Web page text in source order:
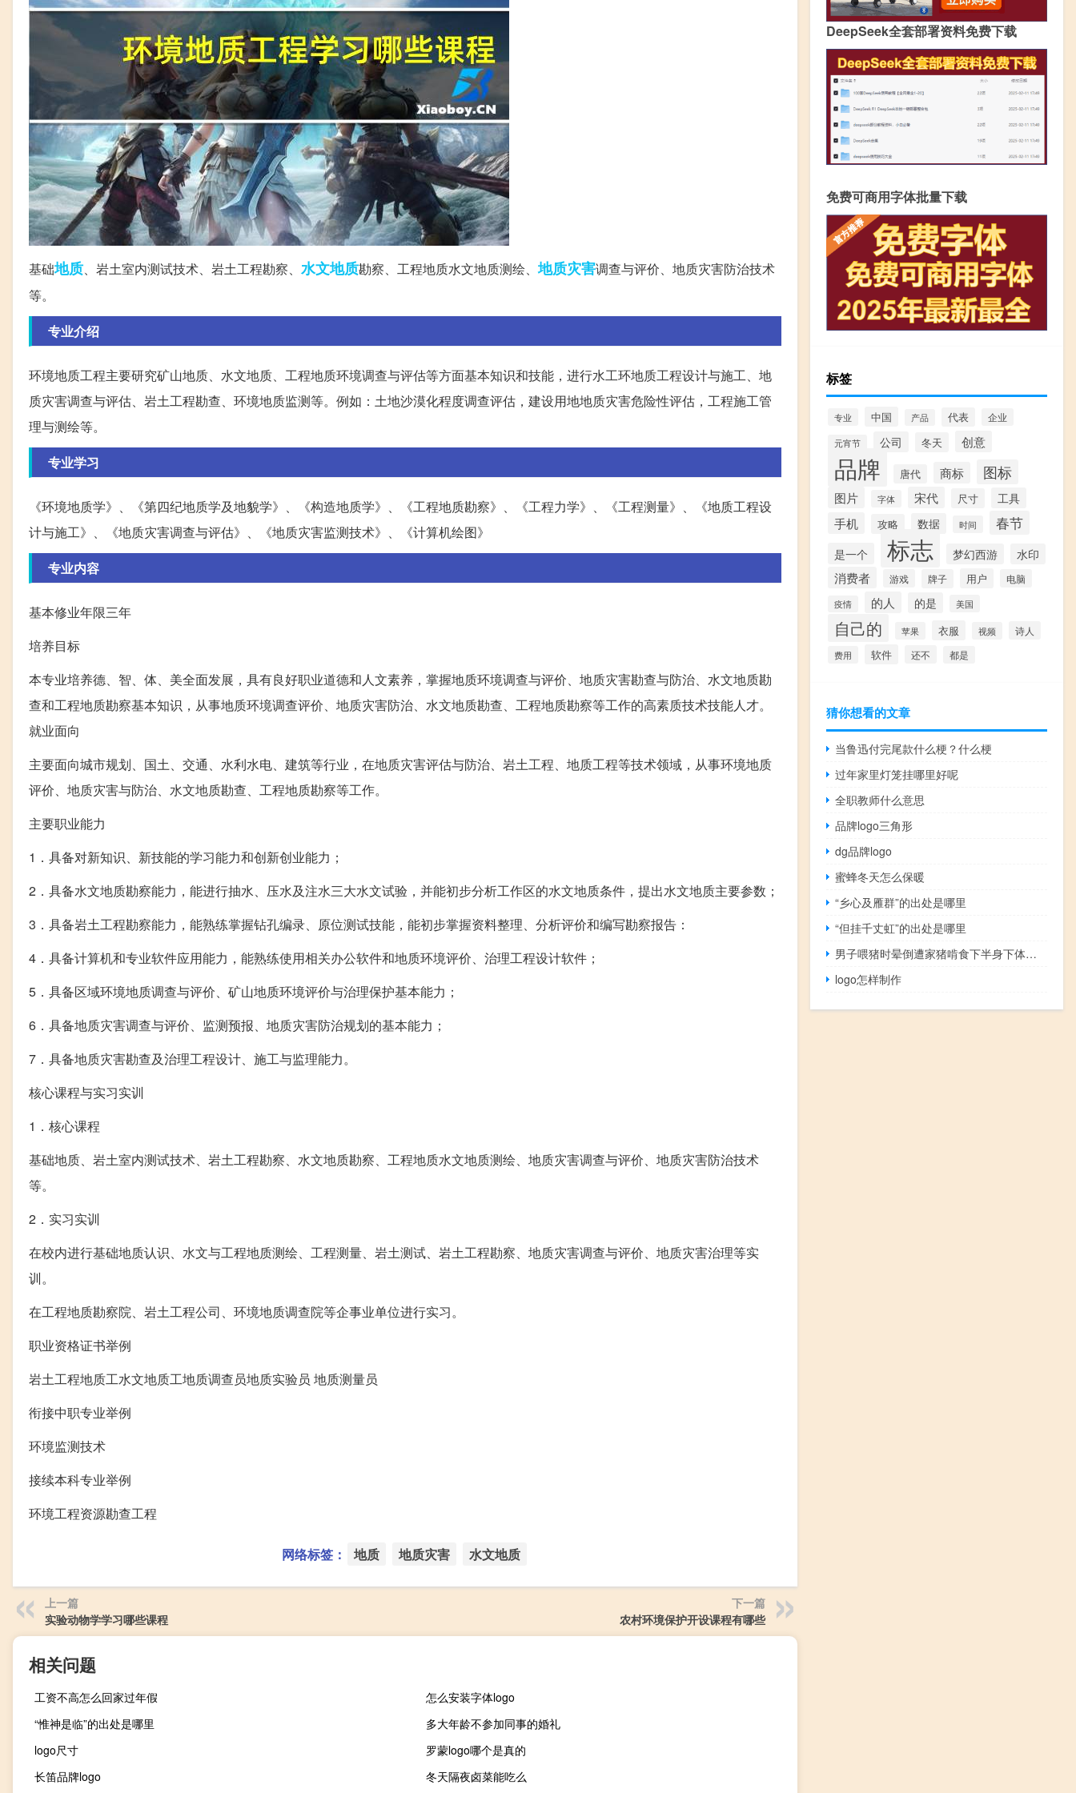
基础地质 、岩土室内测试技术、岩土工程勘察、 水文地质勘察、工程地质水文地质测绘、地质灾害调查与评价、地质灾害防治技术
等。
专业介绍
环境地质工程主要研究矿山地质、水文地质、工程地质环境调查与评估等方面基本知识和技能，进行水工环地质工程设计与施工、地
质灾害调查与评估、岩土工程勘查、环境地质监测等。例如：土地沙漠化程度调查评估，建设用地地质灾害危险性评估，工程施工管
理与测绘等。
专业学习
《环境地质学》、《第四纪地质学及地貌学》、《构造地质学》、《工程地质勘察》、《工程力学》、《工程测量》、《地质工程设
计与施工》、《地质灾害调查与评估》、《地质灾害监测技术》、《计算机绘图》
专业内容
基本修业年限三年
培养目标
本专业培养德、智、体、美全面发展，具有良好职业道德和人文素养，掌握地质环境调查与评价、地质灾害勘查与防治、水文地质勘
查和工程地质勘察基本知识，从事地质环境调查评价、地质灾害防治、水文地质勘查、工程地质勘察等工作的高素质技术技能人才。
就业面向
主要面向城市规划、国土、交通、水利水电、建筑等行业，在地质灾害评估与防治、岩土工程、地质工程等技术领域，从事环境地质
评价、地质灾害与防治、水文地质勘查、工程地质勘察等工作。
主要职业能力
1．具备对新知识、新技能的学习能力和创新创业能力；
2．具备水文地质勘察能力，能进行抽水、压水及注水三大水文试验，并能初步分析工作区的水文地质条件，提出水文地质主要参数；
3．具备岩土工程勘察能力，能熟练掌握钻孔编录、原位测试技能，能初步掌握资料整理、分析评价和编写勘察报告：
4．具备计算机和专业软件应用能力，能熟练使用相关办公软件和地质环境评价、治理工程设计软件；
5．具备区域环境地质调查与评价、矿山地质环境评价与治理保护基本能力；
6．具备地质灾害调查与评价、监测预报、地质灾害防治规划的基本能力；
7．具备地质灾害勘查及治理工程设计、施工与监理能力。
核心课程与实习实训
1．核心课程
基础地质、岩土室内测试技术、岩土工程勘察、水文地质勘察、工程地质水文地质测绘、地质灾害调查与评价、地质灾害防治技术
等。
2．实习实训
在校内进行基础地质认识、水文与工程地质测绘、工程测量、岩土测试、岩土工程勘察、地质灾害调查与评价、地质灾害治理等实
训。
在工程地质勘察院、岩土工程公司、环境地质调查院等企事业单位进行实习。
职业资格证书举例
岩土工程地质工水文地质工地质调查员地质实验员 地质测量员
衔接中职专业举例
环境监测技术
接续本科专业举例
环境工程资源勘查工程
网络标签： 地质 地质灾害 水文地质
上一篇
实验动物学学习哪些课程
下一篇
农村环境保护开设课程有哪些
相关问题
工资不高怎么回家过年假
怎么安装字体logo
“惟神是临”的出处是哪里
多大年龄不参加同事的婚礼
logo尺寸
罗蒙logo哪个是真的
长笛品牌logo
冬天隔夜卤菜能吃么
DeepSeek全套部署资料免费下载
免费可商用字体批量下载
标签
专业 中国 产品 代表 企业
元宵节 公司 冬天 创意
品牌 唐代 商标 图标
图片 字体 宋代 尺寸 工具
手机 攻略 数据 时间 春节
是一个 标志 梦幻西游 水印
消费者 游戏 牌子 用户 电脑
疫情 的人 的是 美国
自己的 苹果 衣服 视频 诗人
费用 软件 还不 都是
猜你想看的文章
当鲁迅付完尾款什么梗？什么梗
过年家里灯笼挂哪里好呢
全职教师什么意思
品牌logo三角形
dg品牌logo
蜜蜂冬天怎么保暖
“乡心及雁群”的出处是哪里
“但挂千丈虹”的出处是哪里
男子喂猪时晕倒遭家猪啃食下半身下体被吃光多科联合抢救 到底什么情况呢
logo怎样制作